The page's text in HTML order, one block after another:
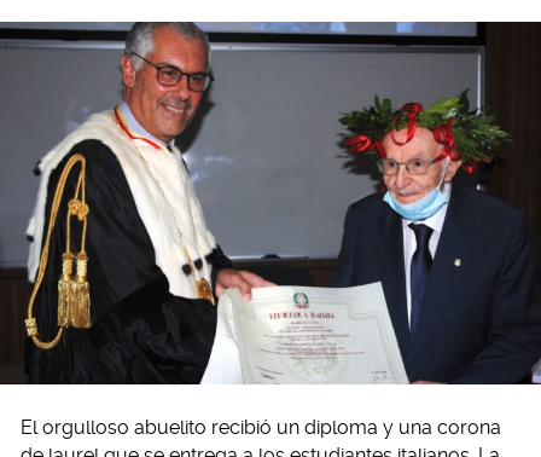
El orgulloso abuelito recibió un diploma y una corona